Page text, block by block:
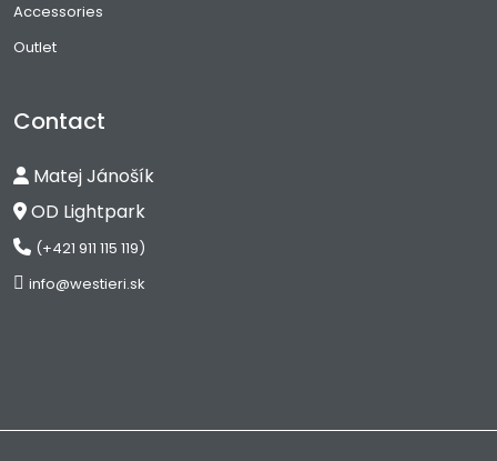
Accessories
Outlet
Contact
Matej Jánošík
OD Lightpark
(+421 911 115 119)
info@westieri.sk